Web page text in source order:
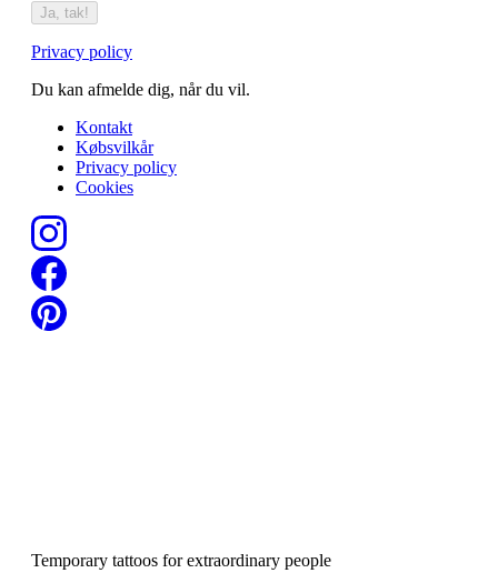
Ja, tak!
Privacy policy
Du kan afmelde dig, når du vil.
Kontakt
Købsvilkår
Privacy policy
Cookies
Temporary tattoos for extraordinary people